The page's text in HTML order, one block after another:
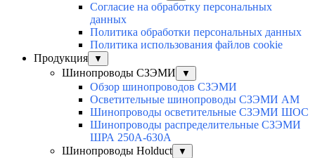
Согласие на обработку персональных
данных
Политика обработки персональных данных
Политика использования файлов cookie
Продукция
▼
Шинопроводы СЗЭМИ ▼
Обзор шинопроводов СЗЭМИ
Осветительные шинопроводы СЗЭМИ АМ
Шинопроводы осветительные СЗЭМИ ШОС
Шинопроводы распределительные СЗЭМИ
ШРА 250А-630А
Шинопроводы Holduct
▼